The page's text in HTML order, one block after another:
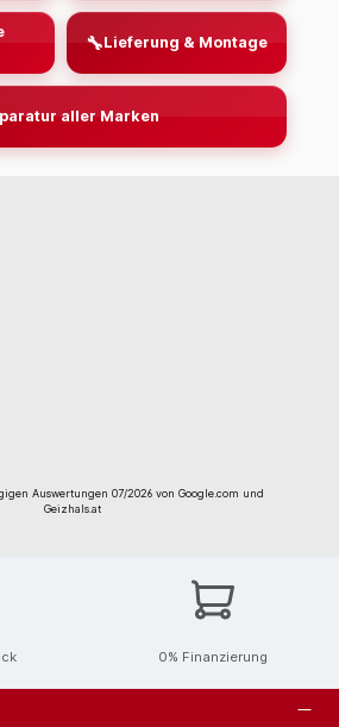
🔧Lieferung & Montage
aller Marken
Auswertungen 07/2026 von Google.com und
Geizhals.at
0% Finanzierung